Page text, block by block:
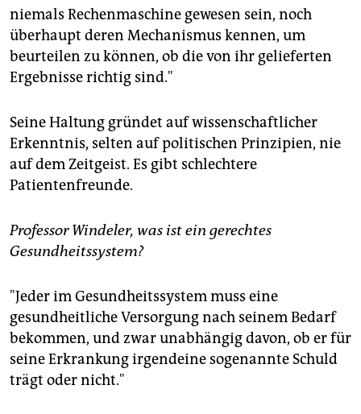
niemals Rechenmaschine gewesen sein, noch
überhaupt deren Mechanismus kennen, um
beurteilen zu können, ob die von ihr gelieferten
Ergebnisse richtig sind."
Seine Haltung gründet auf wissenschaftlicher
Erkenntnis, selten auf politischen Prinzipien, nie
auf dem Zeitgeist. Es gibt schlechtere
Patientenfreunde.
Professor Windeler, was ist ein gerechtes
Gesundheitssystem?
"Jeder im Gesundheitssystem muss eine
gesundheitliche Versorgung nach seinem Bedarf
bekommen, und zwar unabhängig davon, ob er für
seine Erkrankung irgendeine sogenannte Schuld
trägt oder nicht."